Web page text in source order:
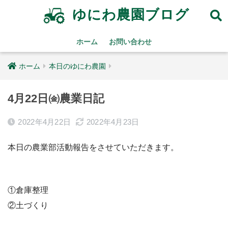
ゆにわ農園ブログ
ホーム お問い合わせ
ホーム 本日のゆにわ農園
4月22日㈮農業日記
2022年4月22日 2022年4月23日
本日の農業部活動報告をさせていただきます。
①倉庫整理
②土づくり